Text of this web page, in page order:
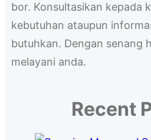
bor. Konsultasikan kepada
kebutuhan ataupun
butuhkan. Dengan senang
melayani anda.
Recent